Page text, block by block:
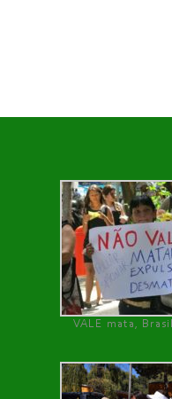
VALE mata, Brasil